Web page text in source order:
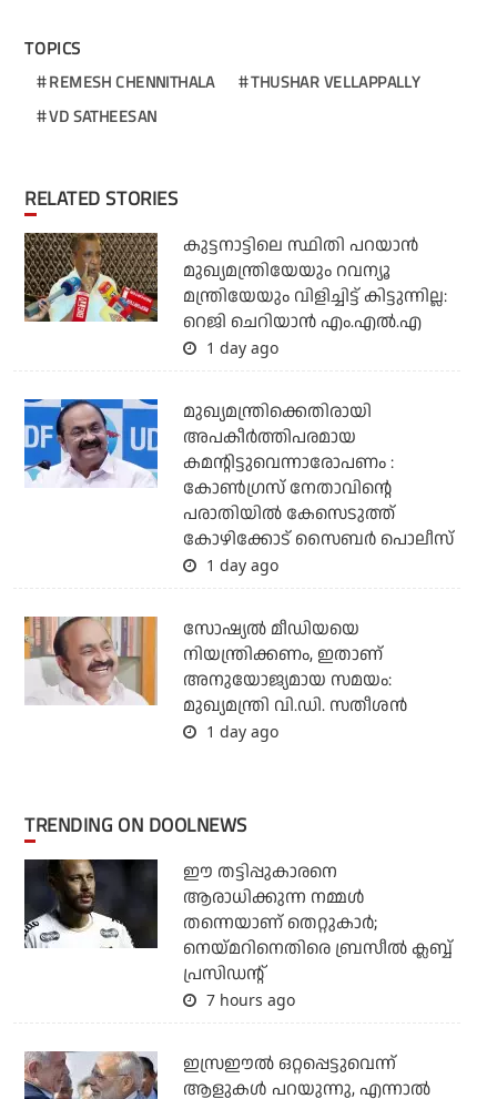
TOPICS
REMESH CHENNITHALA
THUSHAR VELLAPPALLY
VD SATHEESAN
RELATED STORIES
കുട്ടനാട്ടിലെ സ്ഥിതി പറയാന്‍
മുഖ്യമന്ത്രിയേയും റവന്യൂ
മന്ത്രിയേയും വിളിച്ചിട്ട് കിട്ടുന്നില്ല:
റെജി ചെറിയാന്‍ എം.എല്‍.എ
1 day ago
മുഖ്യമന്ത്രിക്കെതിരായി
അപകീര്‍ത്തിപരമായ
കമന്റിട്ടുവെന്നാരോപണം :
കോണ്‍ഗ്രസ് നേതാവിന്റെ
പരാതിയില്‍ കേസെടുത്ത്
കോഴിക്കോട് സൈബര്‍ പൊലീസ്
1 day ago
സോഷ്യല്‍ മീഡിയയെ
നിയന്ത്രിക്കണം, ഇതാണ്
അനുയോജ്യമായ സമയം:
മുഖ്യമന്ത്രി വി.ഡി. സതീശന്‍
1 day ago
TRENDING ON DOOLNEWS
ഈ തട്ടിപ്പുകാരനെ
ആരാധിക്കുന്ന നമ്മള്‍
തന്നെയാണ് തെറ്റുകാര്‍;
നെയ്മറിനെതിരെ ബ്രസീല്‍ ക്ലബ്ബ്
പ്രസിഡന്റ്
7 hours ago
ഇസ്രഈല്‍ ഒറ്റപ്പെട്ടുവെന്ന്
ആളുകള്‍ പറയുന്നു, എന്നാല്‍